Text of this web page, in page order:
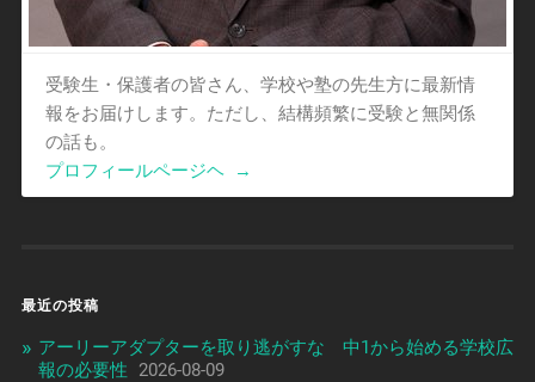
受験生・保護者の皆さん、学校や塾の先生方に最新情
報をお届けします。ただし、結構頻繁に受験と無関係
の話も。
プロフィールページヘ
→
最近の投稿
アーリーアダプターを取り逃がすな 中1から始める学校広
報の必要性
2026-08-09